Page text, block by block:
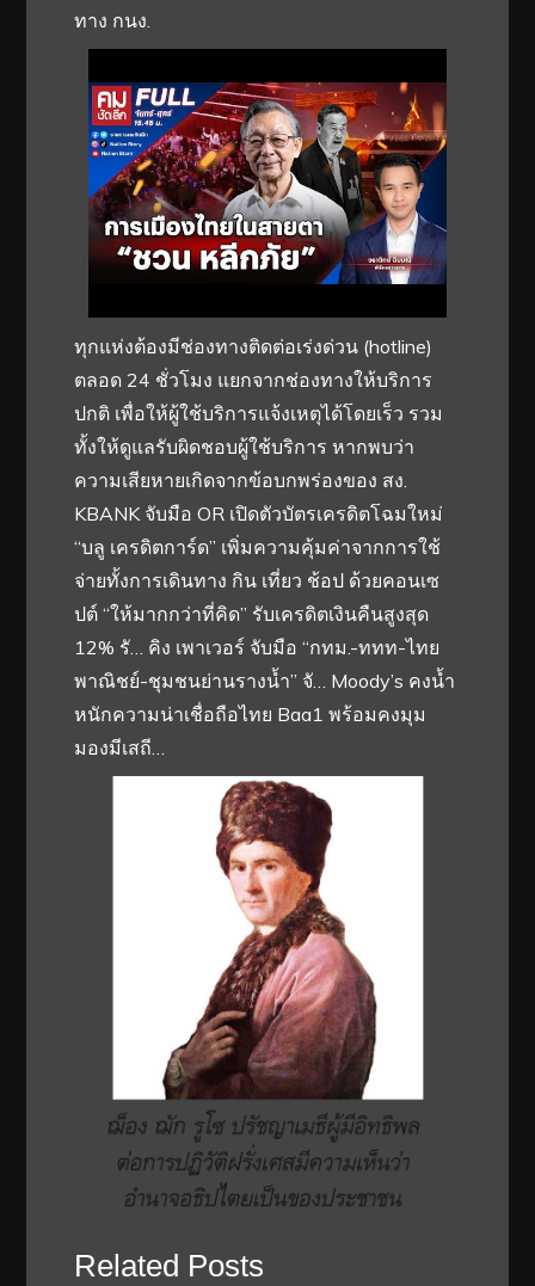
ทาง กนง.
ทุกแห่งต้องมีช่องทางติดต่อเร่งด่วน (hotline)
ตลอด 24 ชั่วโมง แยกจากช่องทางให้บริการ
ปกติ เพื่อให้ผู้ใช้บริการแจ้งเหตุได้โดยเร็ว รวม
ทั้งให้ดูแลรับผิดชอบผู้ใช้บริการ หากพบว่า
ความเสียหายเกิดจากข้อบกพร่องของ สง.
KBANK จับมือ OR เปิดตัวบัตรเครดิตโฉมใหม่
“บลู เครดิตการ์ด” เพิ่มความคุ้มค่าจากการใช้
จ่ายทั้งการเดินทาง กิน เที่ยว ช้อป ด้วยคอนเซ
ปต์ “ให้มากกว่าที่คิด” รับเครดิตเงินคืนสูงสุด
12% รั… คิง เพาเวอร์ จับมือ “กทม.-ททท-ไทย
พาณิชย์-ชุมชนย่านรางน้ำ” จั… Moody’s คงน้ำ
หนักความน่าเชื่อถือไทย Baa1 พร้อมคงมุม
มองมีเสถี…
Related Posts